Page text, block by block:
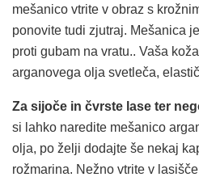
mešanico vtrite v obraz s
ponovite tudi zjutraj. Mešanica
proti gubam na vratu.. Vaša
arganovega olja svetleča,
Za sijoče in čvrste lase ter
si lahko naredite mešanico
olja, po želji dodajte še nekaj
rožmarina. Nežno vtrite v